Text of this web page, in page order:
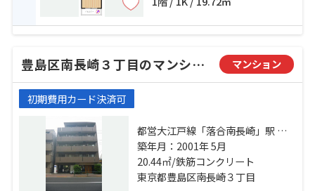
豊島区南長崎３丁目のマンション マンション
初期費用カード決済可
都営大江戸線「落合南長崎」駅 徒
歩7分 西武池袋線「椎名町」駅 徒歩
13分 西武新宿線「中井」駅 徒歩16
分
築年月：2001年 5月
20.44㎡/鉄筋コンクリート
東京都豊島区南長崎３丁目